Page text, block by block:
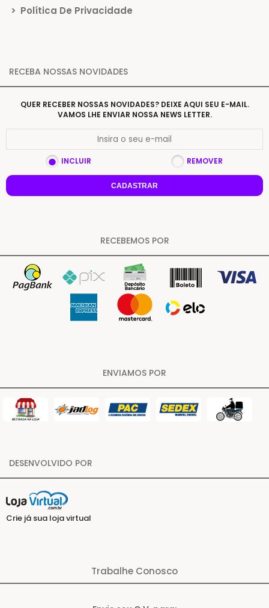
> Política De Privacidade
RECEBA NOSSAS NOVIDADES
QUER RECEBER NOSSAS NOVIDADES? DEIXE AQUI SEU E-MAIL.
VAMOS LHE ENVIAR NOSSA NEWS LETTER.
INCLUIR REMOVER
CADASTRAR
RECEBEMOS POR
ENVIAMOS POR
DESENVOLVIDO POR
Crie já sua loja virtual
Trabalhe Conosco